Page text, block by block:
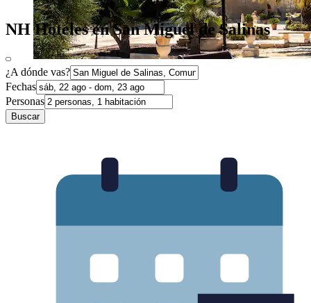
NH Hoteles en San Miguel de Salinas
¿A dónde vas?
Fechas
Personas
Buscar